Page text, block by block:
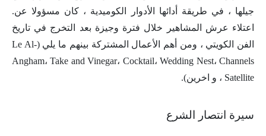
جيلها ، في طريقة أدائها الأدوار الكوميدية ، كان مسؤولا عن.
اعتلاء عرش المشاهير خلال فترة وجيزة بعد التخرج في تاريخ
الفن الكويتي ، ومن أهم الأعمال المشتركة بينهم ما يلي (Le Al-
Angham، Take and Vinegar، Cocktail، Wedding Nest، Channels
Satellite ، و اخرين).
سيرة انتصار الشرع